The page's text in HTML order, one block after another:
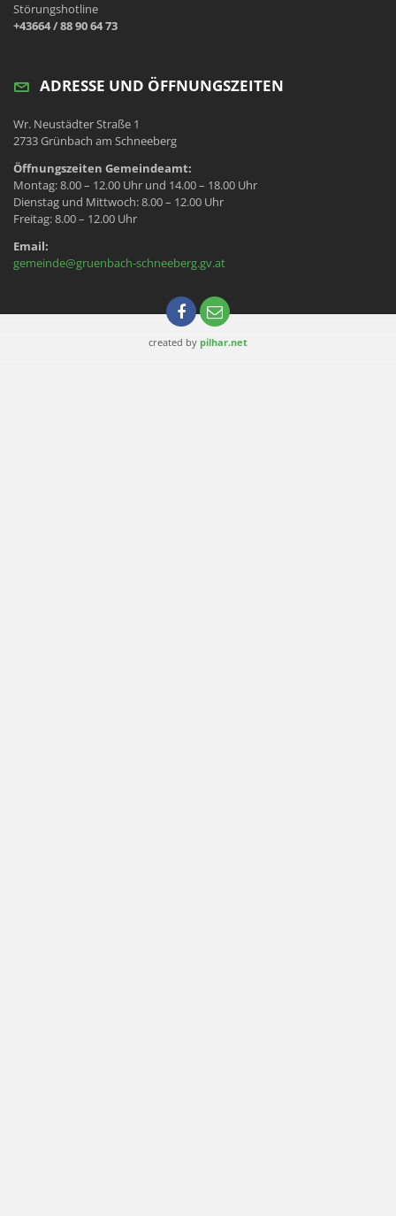
Störungshotline
+43664 / 88 90 64 73
ADRESSE UND ÖFFNUNGSZEITEN
Wr. Neustädter Straße 1
2733 Grünbach am Schneeberg
Öffnungszeiten Gemeindeamt:
Montag: 8.00 – 12.00 Uhr und 14.00 – 18.00 Uhr
Dienstag und Mittwoch: 8.00 – 12.00 Uhr
Freitag: 8.00 – 12.00 Uhr
Email:
gemeinde@gruenbach-schneeberg.gv.at
created by pilhar.net